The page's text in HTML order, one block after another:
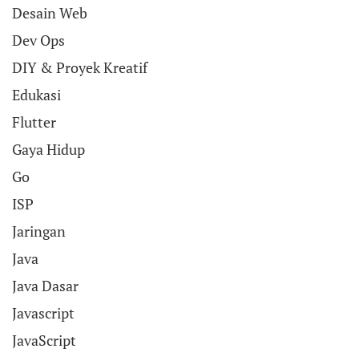
Desain Web
Dev Ops
DIY & Proyek Kreatif
Edukasi
Flutter
Gaya Hidup
Go
ISP
Jaringan
Java
Java Dasar
Javascript
JavaScript